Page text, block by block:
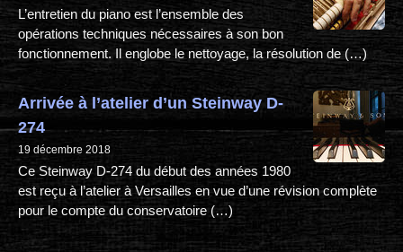
L’entretien du piano est l’ensemble des
opérations techniques nécessaires à son bon
fonctionnement. Il englobe le nettoyage, la résolution de (…)
Arrivée à l’atelier d’un Steinway D-
274
19 décembre 2018
Ce Steinway D-274 du début des années 1980
est reçu à l’atelier à Versailles en vue d’une révision complète
pour le compte du conservatoire (…)